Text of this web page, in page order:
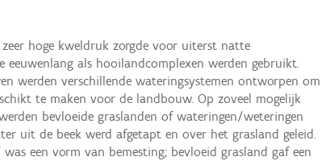
zeer hoge kweldruk zorgde voor uiterst natte
eeuwenlang als hooilandcomplexen werden gebruikt.
werden verschillende wateringsystemen ontworpen om
te maken voor de landbouw. Op zoveel mogelijk
bevloeide graslanden of wateringen/weteringen
uit de beek werd afgetapt en over het grasland geleid.
was een vorm van bemesting; bevloeid grasland gaf een